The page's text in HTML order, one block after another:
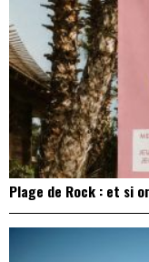
Plage de Rock : et si